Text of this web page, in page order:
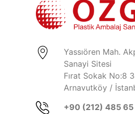
Yassıören Mah.
Sanayi Sitesi
Fırat Sokak No:8
Arnavutköy /
+90 (212) 485